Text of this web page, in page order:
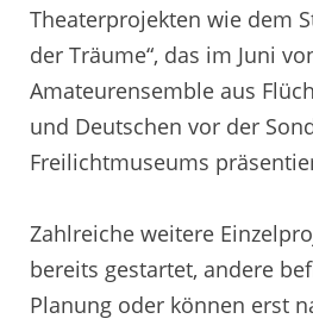
Theaterprojekten wie dem
der Träume“, das im Juni
Amateurensemble aus
und Deutschen vor der
Freilichtmuseums
Zahlreiche weitere
bereits gestartet, andere
Planung oder können erst